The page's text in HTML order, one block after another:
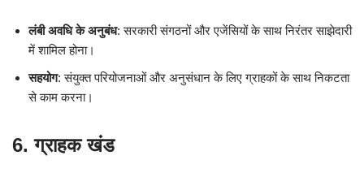
लंबी अवधि के अनुबंध: सरकारी संगठनों और एजेंसियों के साथ निरंतर साझेदारी
में शामिल होना।
सहयोग: संयुक्त परियोजनाओं और अनुसंधान के लिए ग्राहकों के साथ निकटता
से काम करना।
6. ग्राहक खंड